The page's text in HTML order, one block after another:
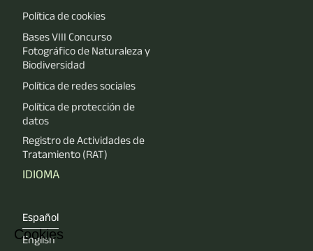
Política de cookies
Bases VIII Concurso
Fotográfico de Naturaleza y
Biodiversidad
Política de redes sociales
Política de protección de
datos
Registro de Actividades de
Tratamiento (RAT)
IDIOMA
Español
English
Cookies